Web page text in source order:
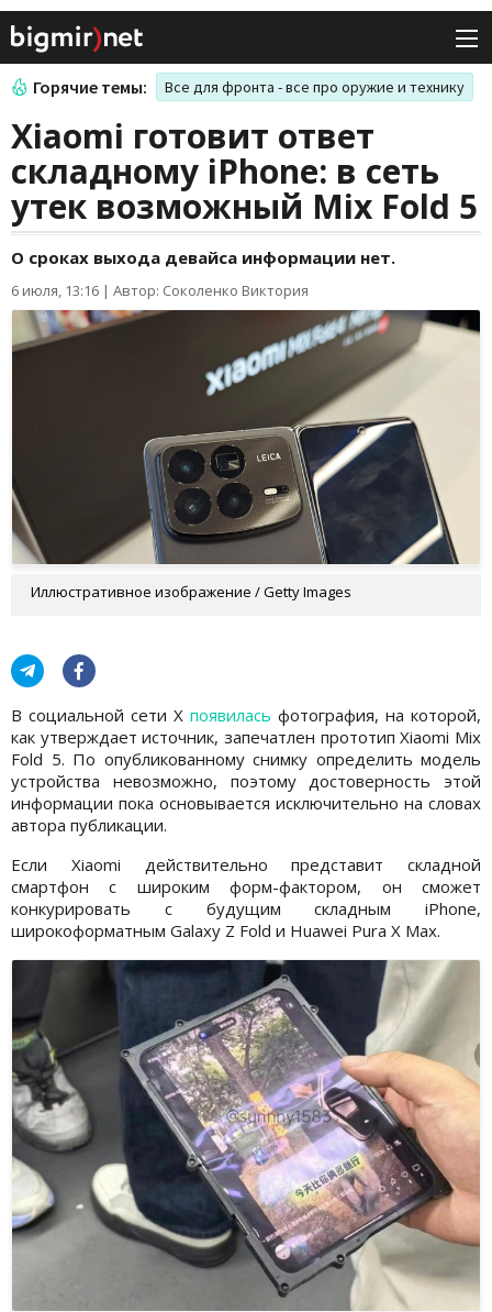
Горячие темы: Все для фронта - все про оружие и технику
Xiaomi готовит ответ
складному iPhone: в сеть
утек возможный Mix Fold 5
О сроках выхода девайса информации нет.
6 июля, 13:16 | Автор: Соколенко Виктория
Иллюстративное изображение / Getty Images
В социальной сети X появилась фотография, на которой,
как утверждает источник, запечатлен прототип Xiaomi Mix
Fold 5. По опубликованному снимку определить модель
устройства невозможно, поэтому достоверность этой
информации пока основывается исключительно на словах
автора публикации.
Если Xiaomi действительно представит складной
смартфон с широким форм-фактором, он сможет
конкурировать с будущим складным iPhone,
широкоформатным Galaxy Z Fold и Huawei Pura X Max.